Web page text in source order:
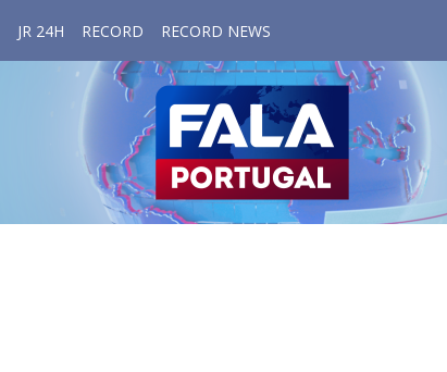
JR 24H RECORD RECORD NEWS